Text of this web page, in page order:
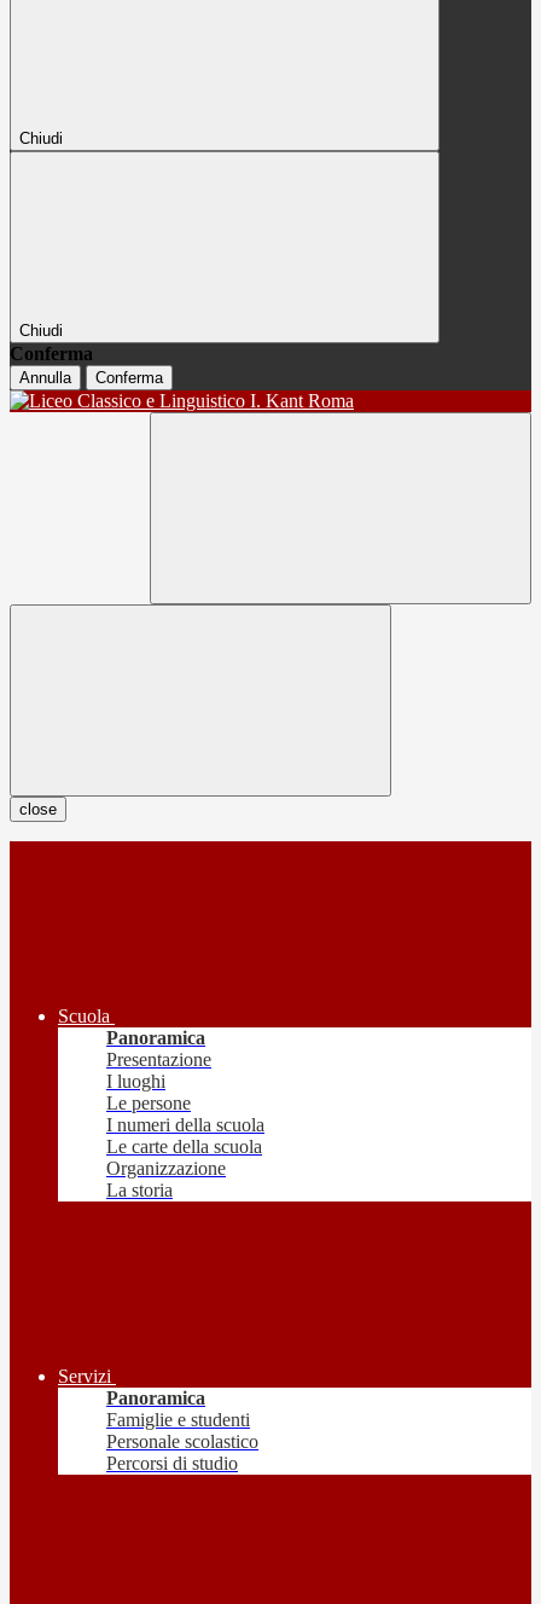
Chiudi
Chiudi
Conferma
Annulla Conferma
close
Scuola
Panoramica
Presentazione
I luoghi
Le persone
I numeri della scuola
Le carte della scuola
Organizzazione
La storia
Servizi
Panoramica
Famiglie e studenti
Personale scolastico
Percorsi di studio